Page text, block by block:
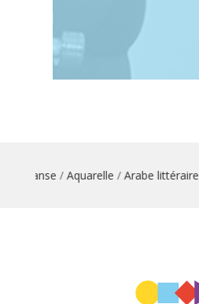
danse/ Aquarelle/ Arabe littéraire/